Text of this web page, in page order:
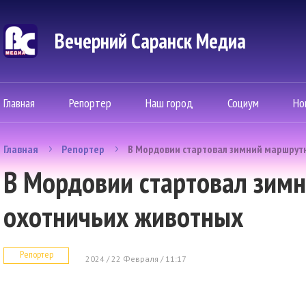
Вечерний Саранск Mедиа
Главная Репортер Наш город Социум
Главная Репортер В Мордовии стартовал зимний
В Мордовии стартовал
охотничьих животных
Репортер 2024 / 22 Февраля / 11:17